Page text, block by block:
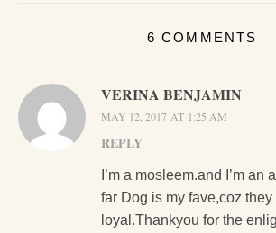
6 COMMENTS
VERINA BENJAMIN
MAY 12, 2017 AT 1:25 AM
REPLY
I’m a mosleem.and I’m an
far Dog is my fave,coz
loyal.Thankyou for the